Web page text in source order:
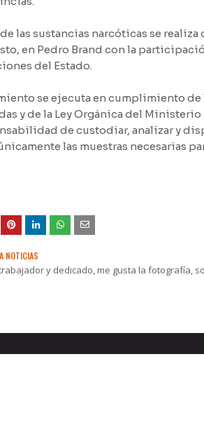
las sustancias narcóticas se realiza
en Pedro Brand con la
del Estado.
se ejecuta en cumplimiento de
y de la Ley Orgánica del
de custodiar, analizar y
las muestras necesarias
NOTICIAS
y dedicado, me gusta la fotografía,